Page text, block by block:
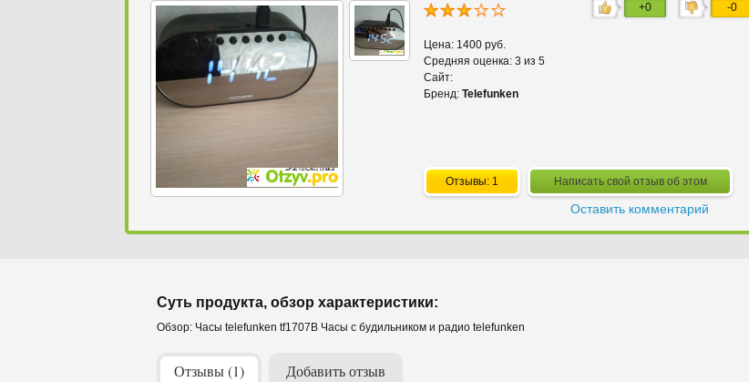
+0 -0
Цена: 1400 руб.
Средняя оценка: 3 из 5
Сайт:
Бренд: Telefunken
Отзывы: 1 Написать свой отзыв об этом
Оставить комментарий
Суть продукта, обзор характеристики:
Обзор: Часы telefunken tf1707B Часы с будильником и радио telefunken
Отзывы (1) Добавить отзыв